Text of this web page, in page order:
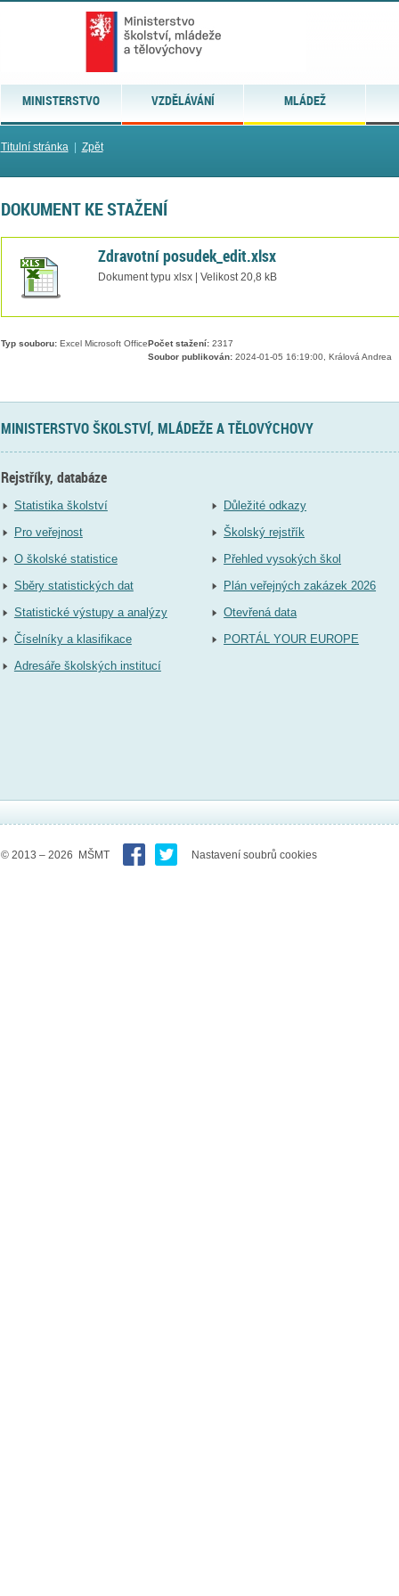
MINISTERSTVO VZDĚLÁVÁNÍ MLÁDEŽ
Titulní stránka| Zpět
DOKUMENT KE STAŽENÍ
Zdravotní posudek_edit.xlsx
Dokument typu xlsx | Velikost 20,8 kB
Typ souboru:Excel Microsoft Office Počet stažení:2317
Soubor publikován:2024-01-05 16:19:00, Králová Andrea
MINISTERSTVO ŠKOLSTVÍ, MLÁDEŽE A TĚLOVÝCHOVY
Rejstříky, databáze
Statistika školství
Pro veřejnost
O školské statistice
Sběry statistických dat
Statistické výstupy a analýzy
Číselníky a klasifikace
Adresáře školských institucí
Důležité odkazy
Školský rejstřík
Přehled vysokých škol
Plán veřejných zakázek 2026
Otevřená data
PORTÁL YOUR EUROPE
© 2013 – 2026 MŠMT Nastavení soubrů cookies